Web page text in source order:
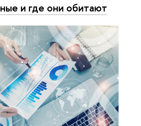
и где они обитают